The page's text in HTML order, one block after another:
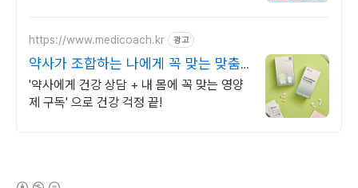
https://www.medicoach.kr 광고
약사가 조합하는 나에게 꼭 맞는 맞춤
형 영양제.
'약사에게 건강 상담 + 내 몸에 꼭 맞는 영양
제 구독' 으로 건강 걱정 끝!